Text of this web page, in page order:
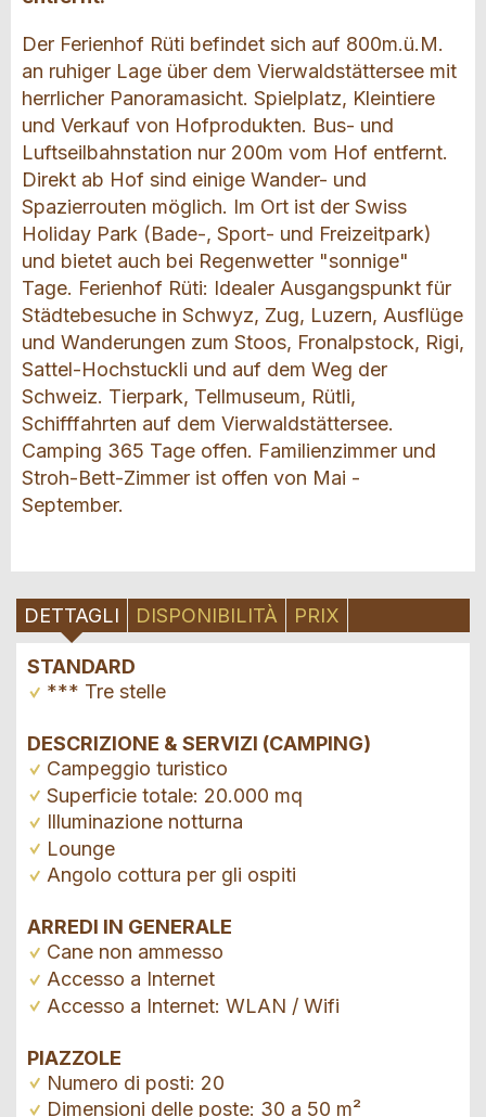
Der Ferienhof Rüti befindet sich auf 800m.ü.M.
an ruhiger Lage über dem Vierwaldstättersee mit
herrlicher Panoramasicht. Spielplatz, Kleintiere
und Verkauf von Hofprodukten. Bus- und
Luftseilbahnstation nur 200m vom Hof entfernt.
Direkt ab Hof sind einige Wander- und
Spazierrouten möglich. Im Ort ist der Swiss
Holiday Park (Bade-, Sport- und Freizeitpark)
und bietet auch bei Regenwetter "sonnige"
Tage. Ferienhof Rüti: Idealer Ausgangspunkt für
Städtebesuche in Schwyz, Zug, Luzern, Ausflüge
und Wanderungen zum Stoos, Fronalpstock, Rigi,
Sattel-Hochstuckli und auf dem Weg der
Schweiz. Tierpark, Tellmuseum, Rütli,
Schifffahrten auf dem Vierwaldstättersee.
Camping 365 Tage offen. Familienzimmer und
Stroh-Bett-Zimmer ist offen von Mai -
September.
DETTAGLI DISPONIBILITÀ PRIX
STANDARD
*** Tre stelle
DESCRIZIONE & SERVIZI (CAMPING)
Campeggio turistico
Superficie totale: 20.000 mq
Illuminazione notturna
Lounge
Angolo cottura per gli ospiti
ARREDI IN GENERALE
Cane non ammesso
Accesso a Internet
Accesso a Internet: WLAN / Wifi
PIAZZOLE
Numero di posti: 20
Dimensioni delle poste: 30 a 50 m²